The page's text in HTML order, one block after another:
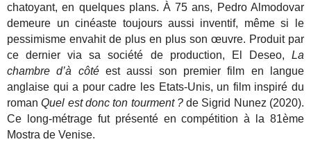
chatoyant, en quelques plans. À 75 ans, Pedro Almodovar
demeure un cinéaste toujours aussi inventif, même si le
pessimisme envahit de plus en plus son œuvre. Produit par
ce dernier via sa société de production, El Deseo, La
chambre d’à côtéest aussi son premier film en langue
anglaise qui a pour cadre les Etats-Unis, un film inspiré du
romanQuel est donc ton tourment ?de Sigrid Nunez (2020).
Ce long-métrage fut présenté en compétition à la 81ème
Mostra de Venise.